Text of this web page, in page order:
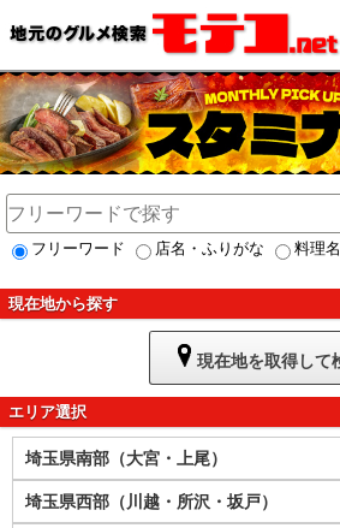
フリーワード 店名・ふりがな 料理名
現在地から探す
現在地を取得して
エリア選択
埼玉県南部（大宮・上尾）
埼玉県西部（川越・所沢・坂戸）